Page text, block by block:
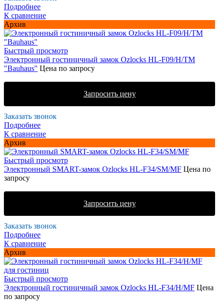
Подробнее
К сравнение
Архив
Быстрый просмотр
Электронный гостиничный замок Ozlocks HL-F09/H/TM
"Bauhaus" Цена по запросу
Запросить цену
Заказать звонок
Подробнее
К сравнение
Архив
Быстрый просмотр
Электронный SMART-замок Ozlocks HL-F34/SM/MF Цена по
запросу
Запросить цену
Заказать звонок
Подробнее
К сравнение
Архив
Быстрый просмотр
Электронный гостиничный замок Ozlocks HL-F34/H/MF Цена
по запросу